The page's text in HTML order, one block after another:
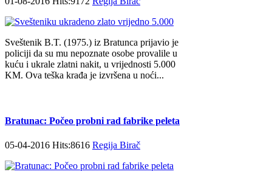
Sveštenik B.T. (1975.) iz Bratunca prijavio je
policiji da su mu nepoznate osobe provalile u
kuću i ukrale zlatni nakit, u vrijednosti 5.000
KM. Ova teška krađa je izvršena u noći...
Bratunac: Počeo probni rad fabrike peleta
05-04-2016 Hits:8616 Regija Birač